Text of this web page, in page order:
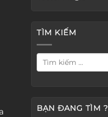
TÌM KIẾM
BẠN ĐANG TÌM ?